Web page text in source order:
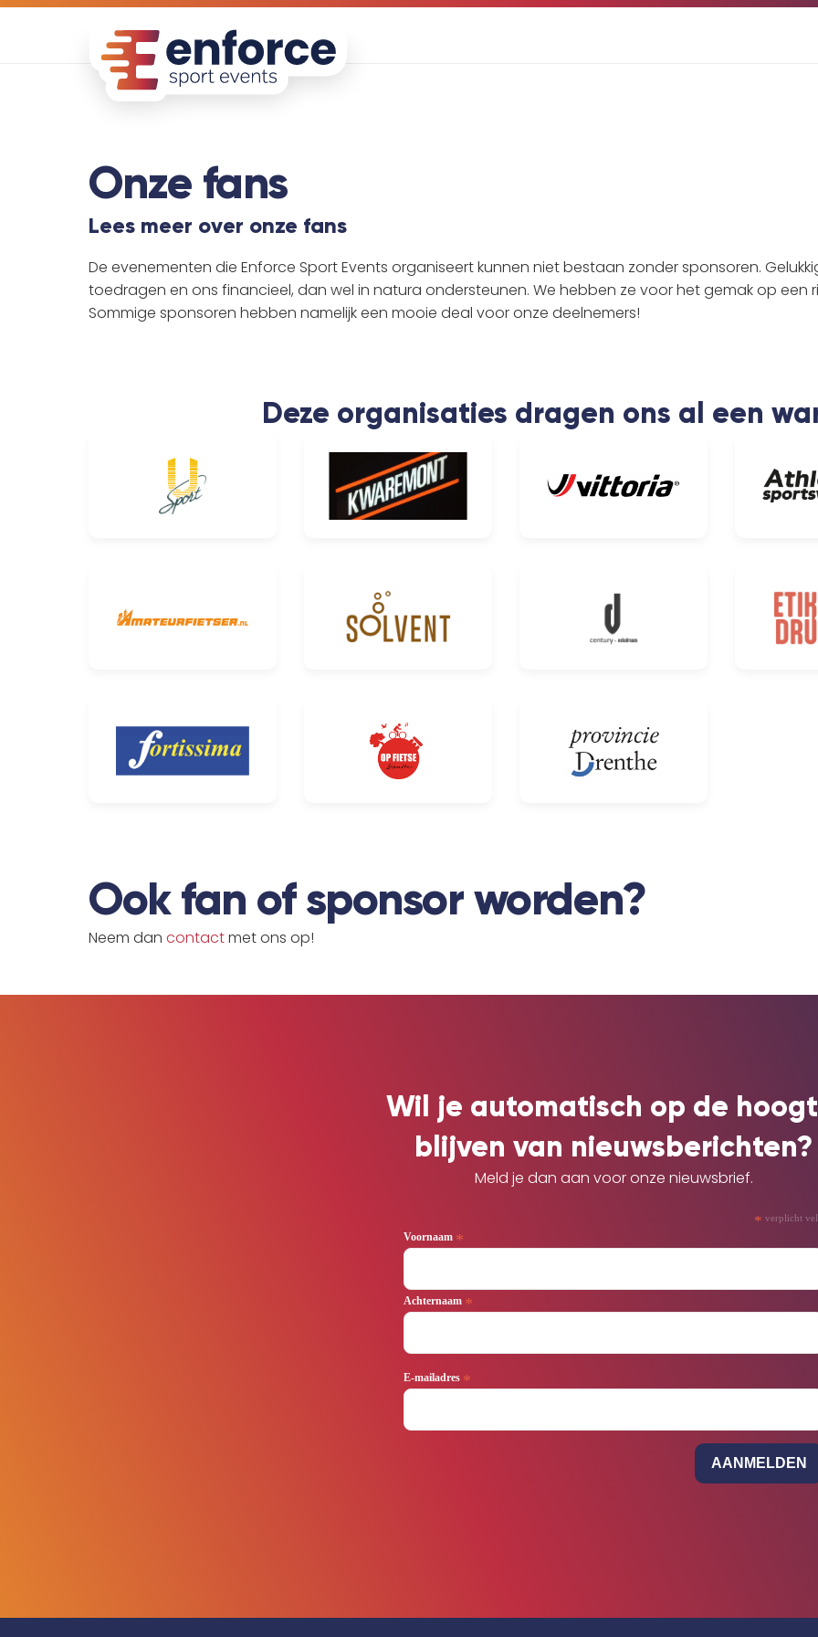
Onze fans
Lees meer over onze fans
De evenementen die Enforce Sport Events organiseert kunnen niet bestaan zonder sponsoren.
toedragen en ons financieel, dan wel in natura ondersteunen. We hebben ze voor het gemak op een
Sommige sponsoren hebben namelijk een mooie deal voor onze deelnemers!
Deze organisaties dragen ons al een
Ook fan of sponsor worden?
Neem dan contact met ons op!
Wil je automatisch op de
blijven van nieuwsberichten?
Meld je dan aan voor onze nieuwsbrief.